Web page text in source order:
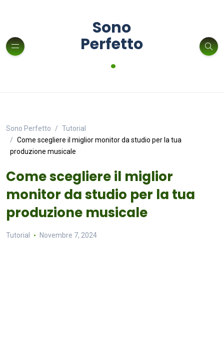
Sono
Perfetto
.
Sono Perfetto
Tutorial
Come scegliere il miglior monitor da studio per la tua
produzione musicale
Come scegliere il miglior
monitor da studio per la tua
produzione musicale
Tutorial Novembre 7, 2024